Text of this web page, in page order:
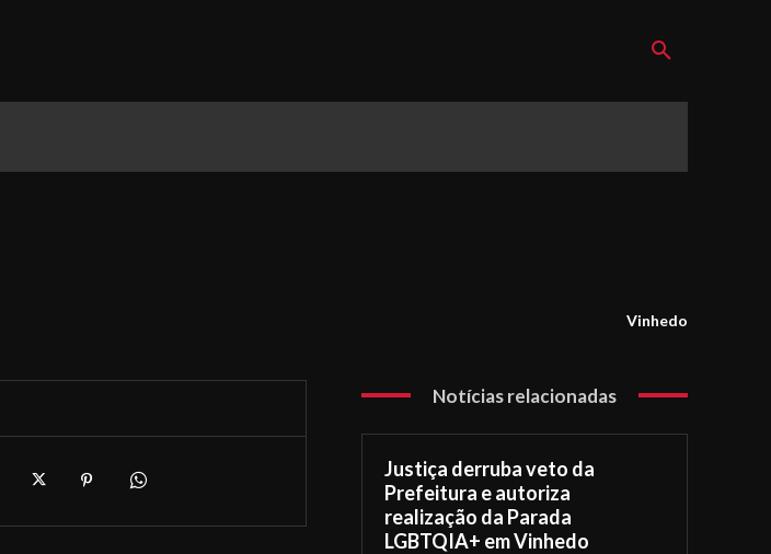
Vinhedo
Notícias relacionadas
Justiça derruba veto da
Prefeitura e autoriza
realização da Parada
LGBTQIA+ em Vinhedo